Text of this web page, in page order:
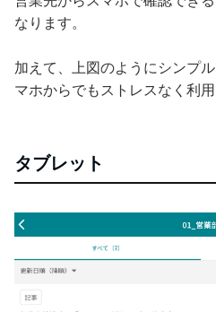
なります。
加えて、上図のようにシンプ
マホからでもストレスなく利
タブレット